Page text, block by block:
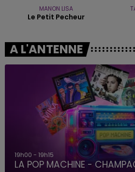
MANON LISA
Le Petit Pecheur
A L'ANTENNE
19h00 - 19h15
LA POP MACHINE -